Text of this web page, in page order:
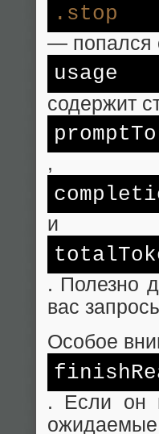
.stop
— попался
usage
содержит
,
и
. Полезно
вас
Особое
. Если он
ожидаемые